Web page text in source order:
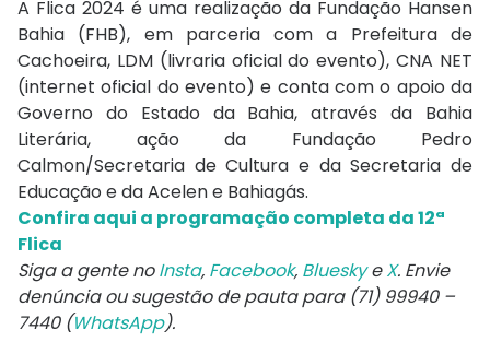
A Flica 2024 é uma realização da Fundação Hansen
Bahia (FHB), em parceria com a Prefeitura de
Cachoeira, LDM (livraria oficial do evento), CNA NET
(internet oficial do evento) e conta com o apoio da
Governo do Estado da Bahia, através da Bahia
Literária, ação da Fundação Pedro
Calmon/Secretaria de Cultura e da Secretaria de
Educação e da Acelen e Bahiagás.
Confira aqui a programação completa da 12ª
Flica
Siga a gente noInsta, Facebook, BlueskyeX. Envie
denúncia ou sugestão de pauta para (71) 99940 –
7440 (WhatsApp).